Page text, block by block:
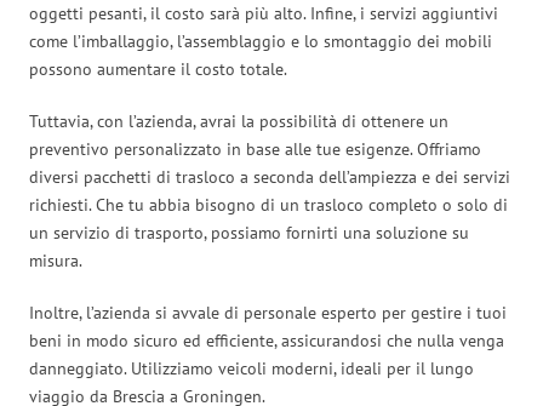
oggetti pesanti, il costo sarà più alto. Infine, i servizi aggiuntivi
come l’imballaggio, l’assemblaggio e lo smontaggio dei mobili
possono aumentare il costo totale.
Tuttavia, con l’azienda, avrai la possibilità di ottenere un
preventivo personalizzato in base alle tue esigenze. Offriamo
diversi pacchetti di trasloco a seconda dell’ampiezza e dei servizi
richiesti. Che tu abbia bisogno di un trasloco completo o solo di
un servizio di trasporto, possiamo fornirti una soluzione su
misura.
Inoltre, l’azienda si avvale di personale esperto per gestire i tuoi
beni in modo sicuro ed efficiente, assicurandosi che nulla venga
danneggiato. Utilizziamo veicoli moderni, ideali per il lungo
viaggio da Brescia a Groningen.